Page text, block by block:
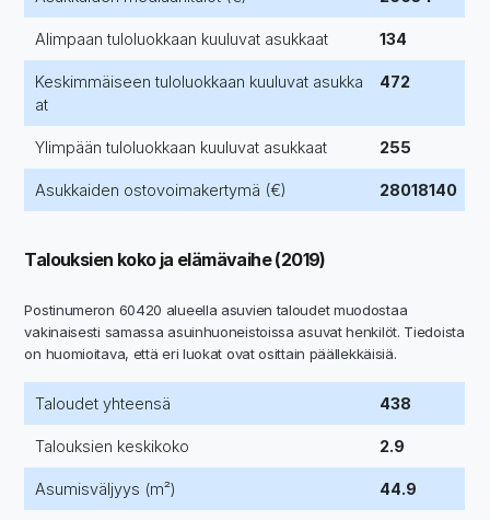
Alimpaan tuloluokkaan kuuluvat asukkaat 134
Keskimmäiseen tuloluokkaan kuuluvat asukka
at
472
Ylimpään tuloluokkaan kuuluvat asukkaat 255
Asukkaiden ostovoimakertymä (€) 28018140
Talouksien koko ja elämävaihe (2019)
Postinumeron 60420 alueella asuvien taloudet muodostaa
vakinaisesti samassa asuinhuoneistoissa asuvat henkilöt. Tiedoista
on huomioitava, että eri luokat ovat osittain päällekkäisiä.
Taloudet yhteensä 438
Talouksien keskikoko 2.9
Asumisväljyys (m²) 44.9